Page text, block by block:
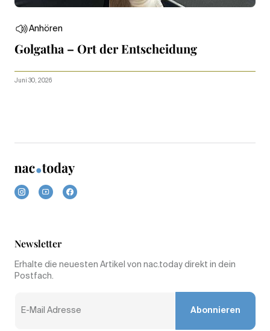
Anhören
Golgatha – Ort der Entscheidung
Juni 30, 2026
Newsletter
Erhalte die neuesten Artikel von nac.today direkt in dein
Postfach.
Abonnieren